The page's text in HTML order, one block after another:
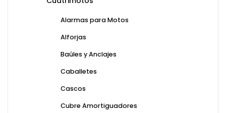
Alarmas para Motos
Alforjas
Baúles y Anclajes
Caballetes
Cascos
Cubre Amortiguadores